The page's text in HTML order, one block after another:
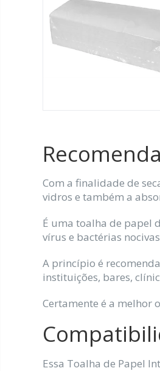
Com a finalidade de
vidros e também a
É uma toalha de papel
vírus e bactérias
A princípio é
instituições, bares,
Certamente é a melhor
Essa Toalha de Papel